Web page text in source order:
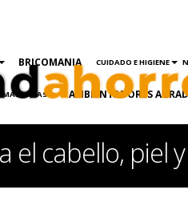
BRICOMANIA CUIDADO E HIGIENE
MASCOTAS AMBIENTADORES
el cabello, piel